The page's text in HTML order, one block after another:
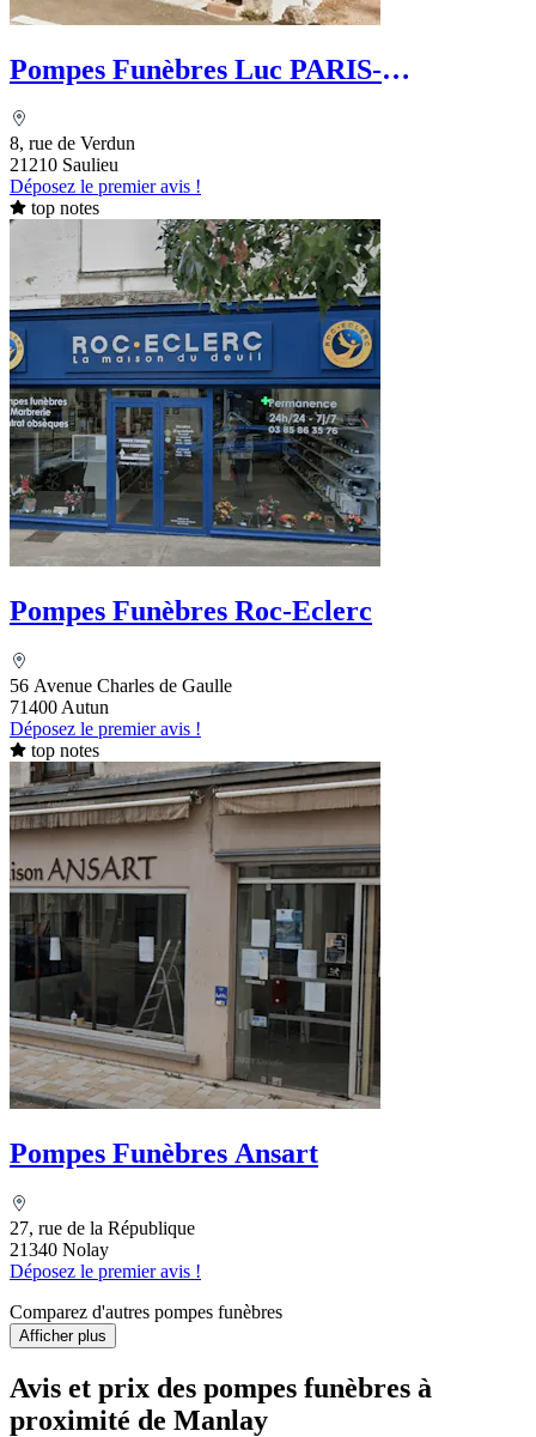
Pompes Funèbres Luc PARIS-
8, rue de Verdun
21210 Saulieu
Déposez le premier avis !
top notes
Pompes Funèbres Roc-Eclerc
56 Avenue Charles de Gaulle
71400 Autun
Déposez le premier avis !
top notes
Pompes Funèbres Ansart
27, rue de la République
21340 Nolay
Déposez le premier avis !
Comparez d'autres pompes funèbres
Afficher plus
Avis et prix des pompes funèbres à
proximité de Manlay